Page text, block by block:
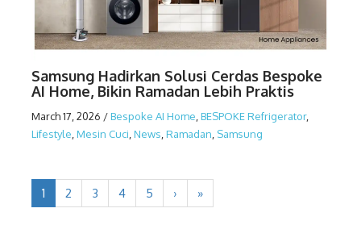
Samsung Hadirkan Solusi Cerdas Bespoke
AI Home, Bikin Ramadan Lebih Praktis
March 17, 2026 /Bespoke AI Home BESPOKE Refrigerator,
Lifestyle Mesin Cuci News Ramadan Samsung
1 2 3 4 5 › »